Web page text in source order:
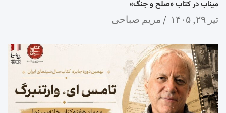
میناب در کتاب «صلح و جنگ»
تیر ۲۹, ۱۴۰۵ مریم صباحی